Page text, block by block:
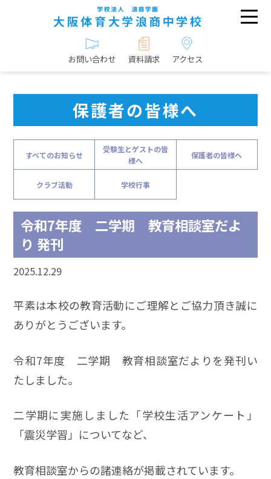
お問い合わせ 資料請求 アクセス
保護者の皆様へ
すべてのお知らせ
受験生とゲストの皆
様へ
保護者の皆様へ
クラブ活動 学校行事
令和7年度 二学期 教育相談室だよ
り 発刊
2025.12.29
平素は本校の教育活動にご理解とご協力頂き誠に
ありがとうございます。
令和7年度 二学期 教育相談室だよりを発刊い
たしました。
二学期に実施しました「学校生活アンケート」
「震災学習」についてなど、
教育相談室からの諸連絡が掲載されています。